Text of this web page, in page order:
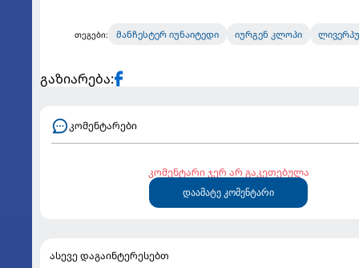
თეგები: მანჩესტერ იუნაიტედი იურგენ კლოპი
გაზიარება:
კომენტარები
კომენტარი ჯერ არ გაკეთებულა
დაამატე კომენტარი
ასევე დაგაინტერესებთ